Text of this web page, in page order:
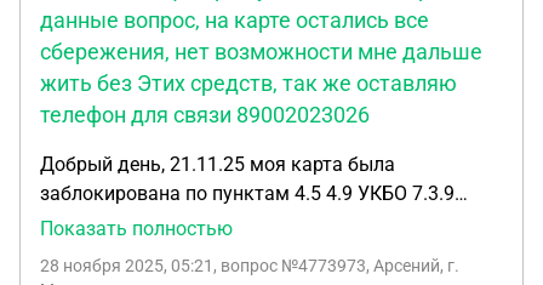
отправили в чс. подскажите, что делать и правда
ли мне могут за невыход на смену не выдать
зарплату
данные вопрос, на карте остались все
сбережения, нет возможности мне дальше
жить без Этих средств, так же оставляю
телефон для связи 89002023026
Добрый день, 21.11.25 моя карта была
заблокирована по пунктам 4.5 4.9 УКБО 7.3.9
общих условий. 24.11.2025 было отправлено
Показать полностью
28 ноября 2025, 05:21 , вопрос №4773973, Арсений, г.